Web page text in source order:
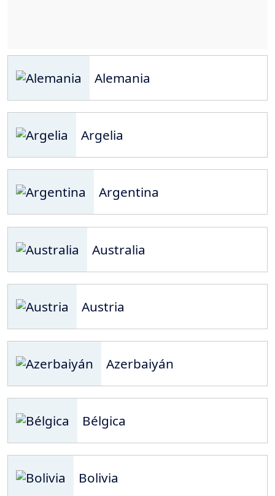
Alemania
Argelia
Argentina
Australia
Austria
Azerbaiyán
Bélgica
Bolivia